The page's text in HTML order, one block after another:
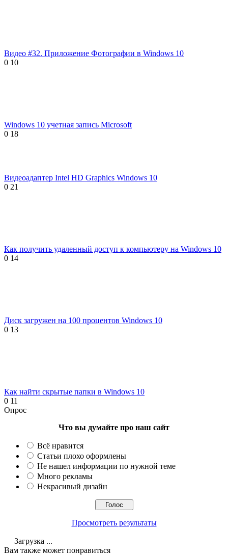
Видео #32. Приложение Фотографии в Windows 10
0 10
Windows 10 учетная запись Microsoft
0 18
Видеоадаптер Intel HD Graphics Windows 10
0 21
Как получить удаленный доступ к компьютеру на Windows 10
0 14
Диск загружен на 100 процентов Windows 10
0 13
Как найти скрытые папки в Windows 10
0 11
Опрос
Что вы думайте про наш сайт
Всё нравится
Статьи плохо оформлены
Не нашел информации по нужной теме
Много рекламы
Некрасивый дизайн
Просмотреть результаты
Загрузка ...
Вам также может понравиться